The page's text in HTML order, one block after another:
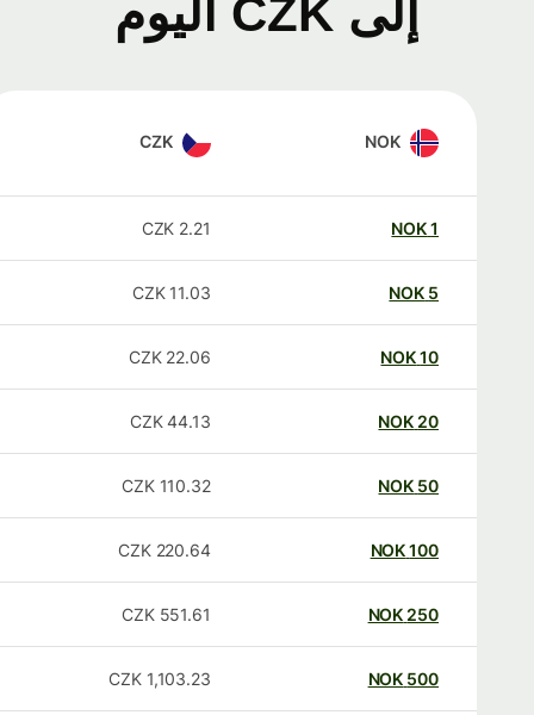
إلى CZK اليوم
NOK
CZK
NOK
2.21
CZK
NOK
11.03
CZK
NOK
22.06
CZK
20
NOK
44.13
CZK
50
NOK
110.32
CZK
100
NOK
220.64
CZK
250
NOK
551.61
CZK
500
NOK
1,103.23
CZK